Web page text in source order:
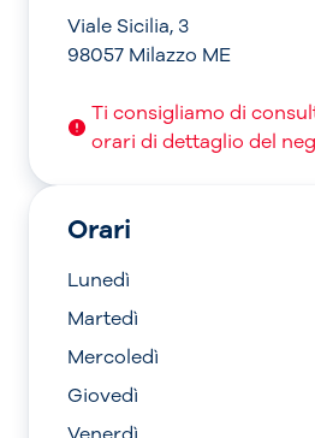
Viale Sicilia, 3
98057 Milazzo ME
Ti consigliamo di
orari di dettaglio del
Orari
Lunedì
Martedì
Mercoledì
Giovedì